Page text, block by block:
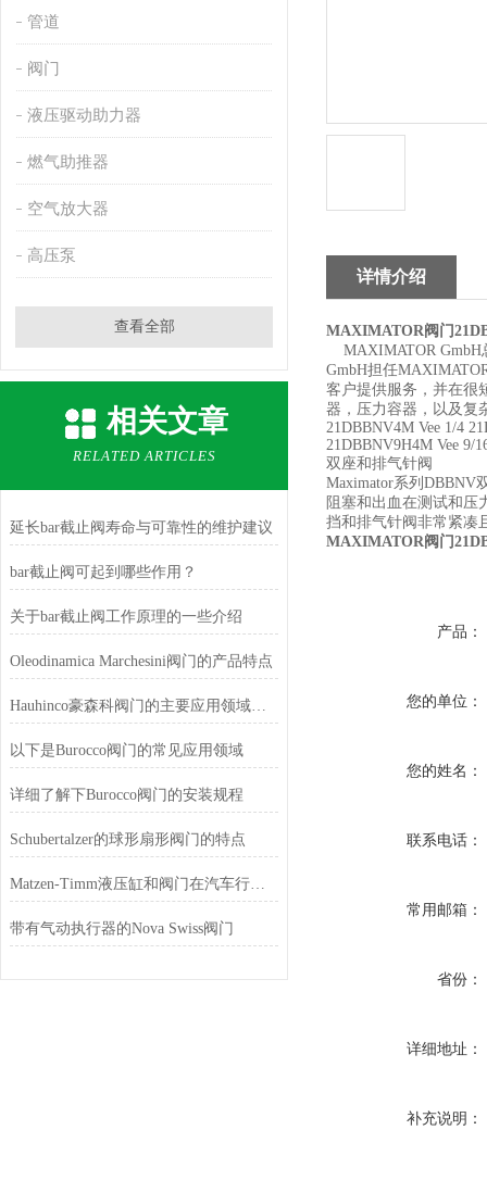
管道
阀门
液压驱动助力器
燃气助推器
空气放大器
高压泵
查看全部
相关文章
RELATED ARTICLES
延长bar截止阀寿命与可靠性的维护建议
bar截止阀可起到哪些作用？
关于bar截止阀工作原理的一些介绍
Oleodinamica Marchesini阀门的产品特点
Hauhinco豪森科阀门的主要应用领域有这些
以下是Burocco阀门的常见应用领域
详细了解下Burocco阀门的安装规程
Schubertalzer的球形扇形阀门的特点
Matzen-Timm液压缸和阀门在汽车行业的应用
带有气动执行器的Nova Swiss阀门
详情介绍
MAXIMATOR阀门
MAXIMATOR GmbH
GmbH担任
客户提供服务，并在很
器，压力容器，以及复
21DBBNV4M Vee 1/4
21DBBNV9H4M Vee 9/
双座和排气针阀
Maximator系列DBBNV
阻塞和出血在测试和压
挡和排气针阀非常紧凑
MAXIMATOR阀门
产品：
您的单位：
您的姓名：
联系电话：
常用邮箱：
省份：
详细地址：
补充说明：